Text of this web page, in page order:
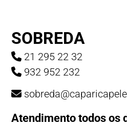
SOBREDA
21 295 22 32
932 952 232
Atendimento todos os